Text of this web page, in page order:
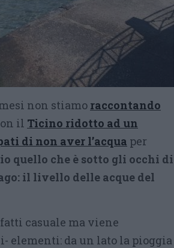
non stiamo raccontando
il Ticino ridotto ad un
di non aver l’acqua per
quello che è sotto gli occhi di
il livello delle acque del
casuale ma viene
elementi: da un lato la pioggia